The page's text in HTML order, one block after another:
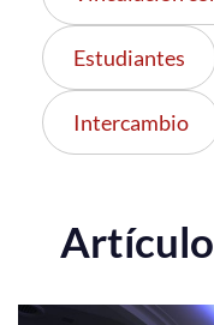
Estudiantes
Intercambio